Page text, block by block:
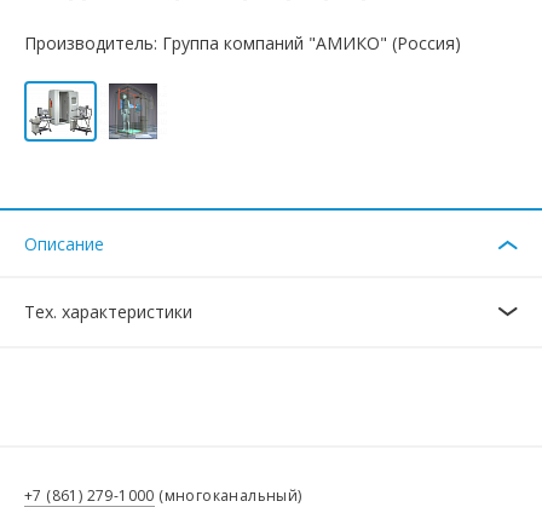
Производитель: Группа компаний "АМИКО" (Россия)
Описание
Тех. характеристики
+7 (861) 279-1000 (многоканальный)